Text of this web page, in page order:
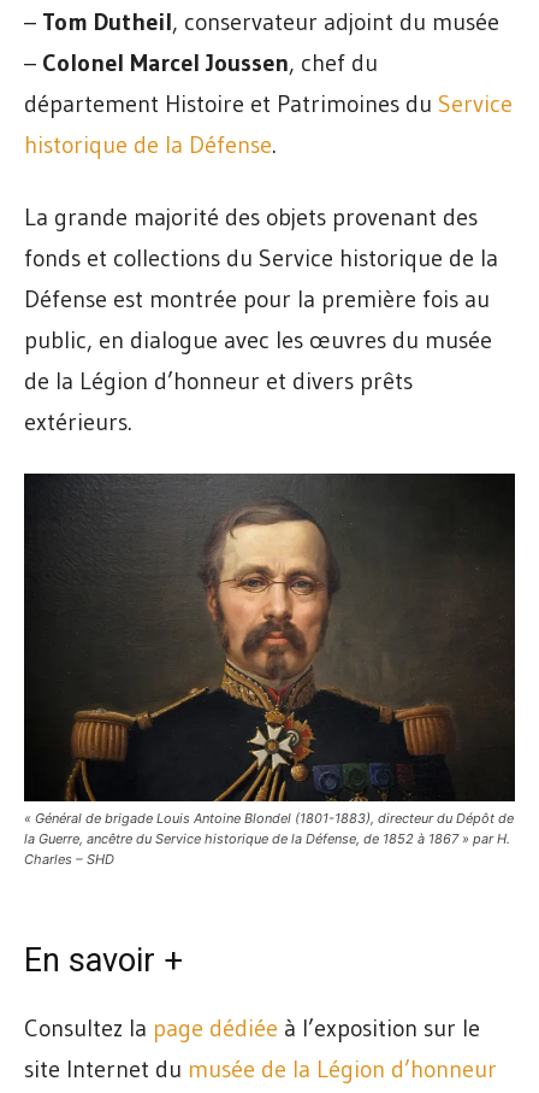
– Tom Dutheil, conservateur adjoint du musée
– Colonel Marcel Joussen, chef du
département Histoire et Patrimoines du Service
historique de la Défense.
La grande majorité des objets provenant des
fonds et collections du Service historique de la
Défense est montrée pour la première fois au
public, en dialogue avec les œuvres du musée
de la Légion d’honneur et divers prêts
extérieurs.
« Général de brigade Louis Antoine Blondel (1801-1883), directeur du Dépôt de
la Guerre, ancêtre du Service historique de la Défense, de 1852 à 1867 » par H.
Charles – SHD
En savoir +
Consultez la page dédiée à l’exposition sur le
site Internet du musée de la Légion d’honneur